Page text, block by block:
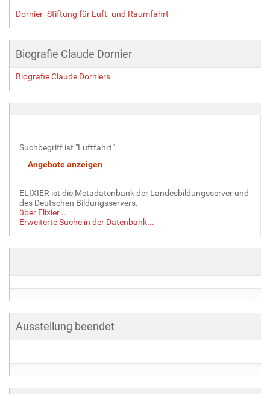
Dornier- Stiftung für Luft- und Raumfahrt
Biografie Claude Dornier
Biografie Claude Dorniers
Suchbegriff ist "Luftfahrt"
ELIXIER ist die Metadatenbank der Landesbildungsserver und
des Deutschen Bildungsservers.
über Elixier...
Erweiterte Suche in der Datenbank...
Ausstellung beendet